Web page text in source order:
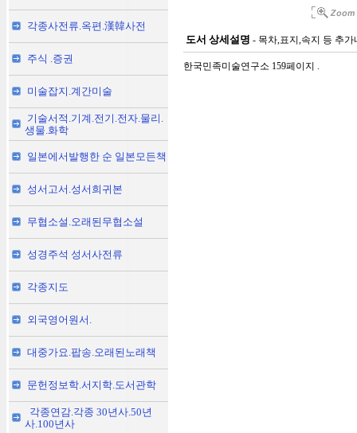
각종사전류.옥편.漢韓사전
주식 .증권
미술잡지.계간미술
기술서적.기계.전기.전자.물리.
생물.화학
일본에서발행한 순 일본모든책
성서고서.성서희귀본
무협소설.오래된무협소설
성경주석 성서사전류
각종지도
외국영어원서.
대중가요.팝송.오래된노래책
문헌정보학.서지학.도서관학
각종연감.각종 30년사.50년
사.100년사
도서 상세설명 - 목차,표지,속지 등 추가
한국민족미술연구소 159페이지 .